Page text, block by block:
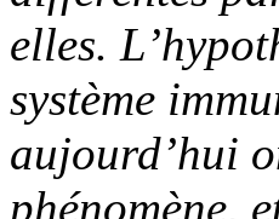
elles.
système
aujourd’hui
phénomène,